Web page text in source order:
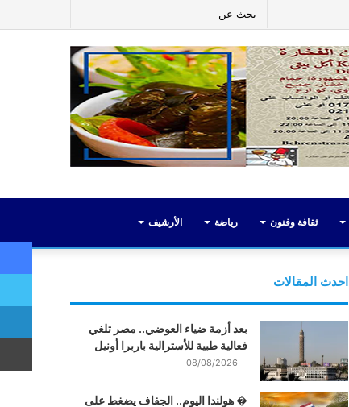
عن
إضافة
عمود
جانبي
ثقافة وفنون رياضة الأرشيف
احدث المقالات
بعد أزمة ضياء العوضي.. مصر تلغي
فعالية طبية للأسترالية باربرا أونيل
08/08/2026
� هولندا اليوم.. الجفاف يضغط على